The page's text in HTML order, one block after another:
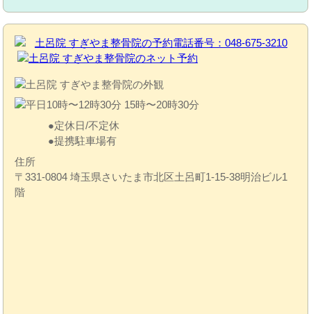
定休日/不定休
提携駐車場有
住所
〒331-0804 埼玉県さいたま市北区土呂町1-15-38明治ビル1
階